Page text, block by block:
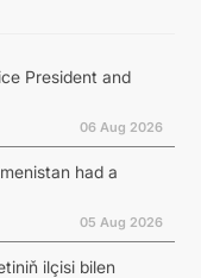
President and
06 Aug 2026
had a
05 Aug 2026
ilçisi bilen